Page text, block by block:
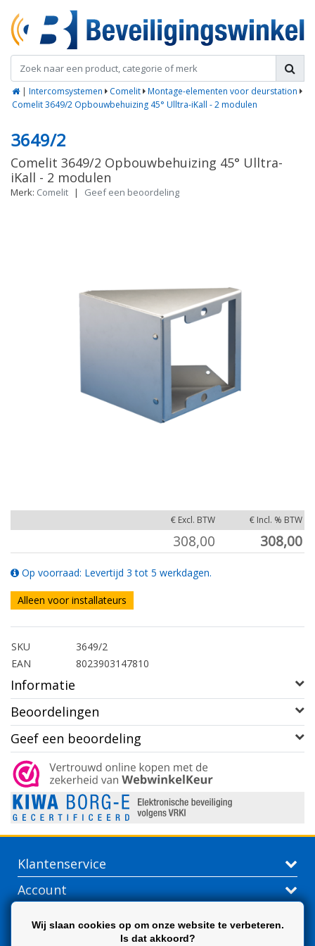
| Intercomsystemen Comelit Montage-elementen voor deurstation
Comelit 3649/2 Opbouwbehuizing 45° Ulltra-iKall - 2 modulen
3649/2
Comelit 3649/2 Opbouwbehuizing 45° Ulltra-
iKall - 2 modulen
Merk: Comelit | Geef een beoordeling
€ Excl. BTW € Incl. % BTW
308,00 308,00
Op voorraad: Levertijd 3 tot 5 werkdagen.
Alleen voor installateurs
SKU
3649/2
EAN
8023903147810
Informatie
Beoordelingen
Geef een beoordeling
Klantenservice
Account
Wij slaan cookies op om onze website te verbeteren.
Is dat akkoord?